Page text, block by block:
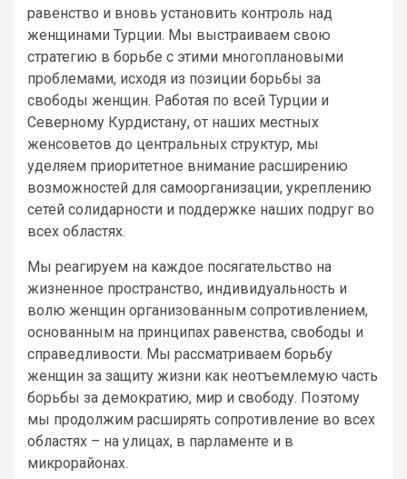
равенство и вновь установить контроль над
женщинами Турции. Мы выстраиваем свою
стратегию в борьбе с этими многоплановыми
проблемами, исходя из позиции борьбы за
свободы женщин. Работая по всей Турции и
Северному Курдистану, от наших местных
женсоветов до центральных структур, мы
уделяем приоритетное внимание расширению
возможностей для самоорганизации, укреплению
сетей солидарности и поддержке наших подруг во
всех областях.
Мы реагируем на каждое посягательство на
жизненное пространство, индивидуальность и
волю женщин организованным сопротивлением,
основанным на принципах равенства, свободы и
справедливости. Мы рассматриваем борьбу
женщин за защиту жизни как неотъемлемую часть
борьбы за демократию, мир и свободу. Поэтому
мы продолжим расширять сопротивление во всех
областях – на улицах, в парламенте и в
микрорайонах.